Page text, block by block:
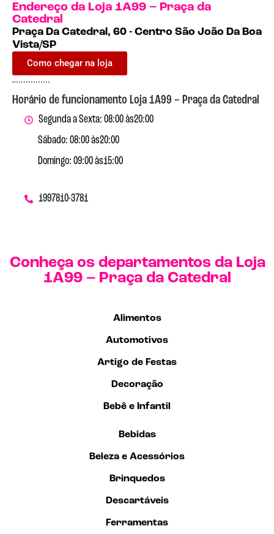
Endereço da Loja 1A99 – Praça da
Catedral
Praça Da Catedral, 60 - Centro São João Da Boa
Vista/SP
Como chegar na loja
Horário de funcionamento Loja 1A99 – Praça da Catedral
Segunda a Sexta: 08:00 às20:00
Sábado: 08:00 às20:00
Domingo: 09:00 às15:00
1997810-3781
Conheça os departamentos da Loja
1A99 – Praça da Catedral
Alimentos
Automotivos
Artigo de Festas
Decoração
Bebê e Infantil
Bebidas
Beleza e Acessórios
Brinquedos
Descartáveis
Ferramentas